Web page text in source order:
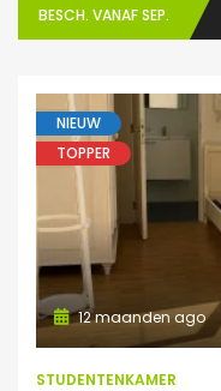
BESCH. VANAF SEP.
NIEUW
TOPPER
12 maanden ago
STUDENTENKAMER